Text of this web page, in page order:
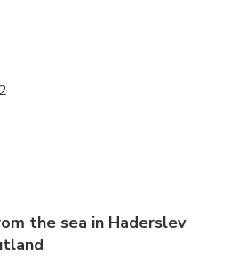
the sea in Haderslev